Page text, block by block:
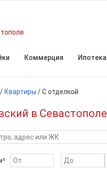
Коммерция Ипотека
/ Квартиры /С отделкой
в Севастополе